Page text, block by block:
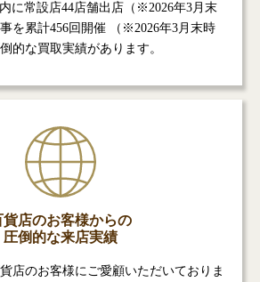
に常設店44店舗出店（※2026年3月末
を累計456回開催 （※2026年3月末時
的な買取実績があります。
貨店のお客様からの
圧倒的な来店実績
店のお客様にご愛顧いただいておりま